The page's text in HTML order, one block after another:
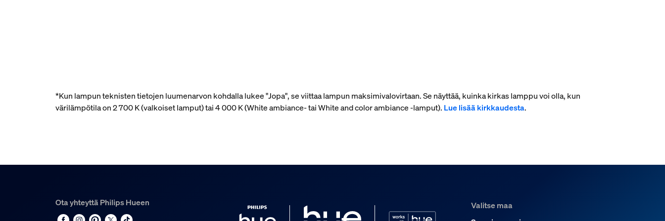
*Kun lampun teknisten tietojen luumenarvon kohdalla lukee "Jopa", se viittaa lampun maksimivalovirtaan. Se näyttää, kuinka kirkas lamppu voi olla, kun
värilämpötila on 2 700 K (valkoiset lamput) tai 4 000 K (White ambiance- tai White and color ambiance ‑lamput). Lue lisää kirkkaudesta.
Ota yhteyttä Philips Hueen
Valitse maa